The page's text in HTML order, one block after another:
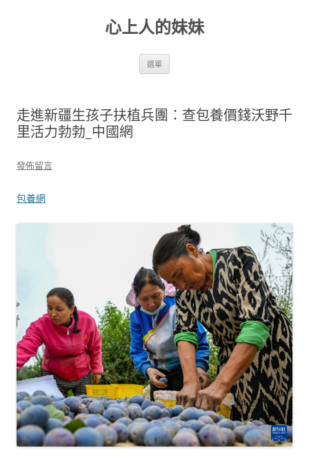
心上人的妹妹
選單
走進新疆生孩子扶植兵團：查包養價錢沃野千
里活力勃勃_中國網
發佈留言
包養網